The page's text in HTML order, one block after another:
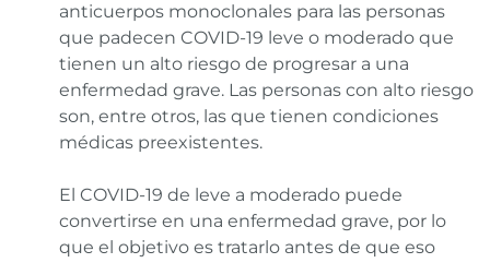
anticuerpos monoclonales para las personas
que padecen COVID-19 leve o moderado que
tienen un alto riesgo de progresar a una
enfermedad grave. Las personas con alto riesgo
son, entre otros, las que tienen condiciones
médicas preexistentes.
El COVID-19 de leve a moderado puede
convertirse en una enfermedad grave, por lo
que el objetivo es tratarlo antes de que eso